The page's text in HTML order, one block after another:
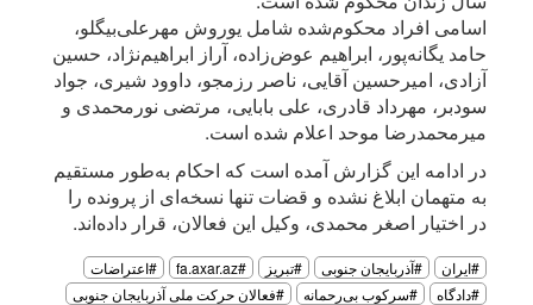
اسامی افراد محکوم‌شده شامل یوروش مهرعلی‌بیگلو،
حامد یگانه‌پور، ابراهیم عوض‌زاده، آراز ابراهیم‌نژاد، حسین
آزادی، امیرحسین آقایی، ناصر رزمجو، داوود شیری، جواد
سودبر، مهرداد قادری، علی بابایی، مرتضی نورمحمدی و
میرمحمدرضا موحد اعلام شده است.
در ادامه این گزارش آمده است که احکام به‌طور مستقیم
به متهمان ابلاغ نشده و قضات تنها نسخه‌ای از پرونده را
در اختیار اصغر محمدی، وکیل این فعالان، قرار داده‌اند.
#ایران #آذربایجان جنوبی #تبریز #fa.axar.az
#اعتراضات
#دادگاه
#سرکوب بی‌رحمانه
#فعالان حرکت ملی آذربایجان جنوبی